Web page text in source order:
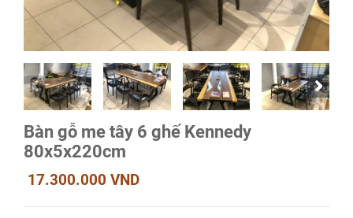
Bàn gỗ me tây 6 ghế Kennedy
80x5x220cm
17.300.000 VND